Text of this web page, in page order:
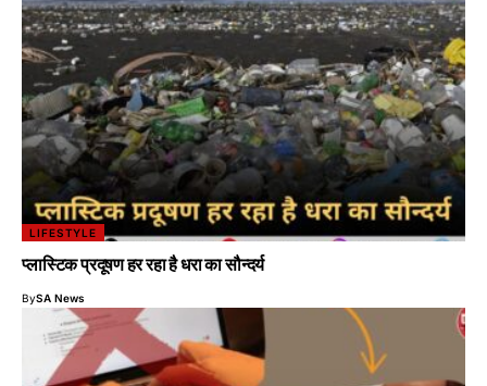
LIFESTYLE
प्लास्टिक प्रदूषण हर रहा है धरा का सौन्दर्य
BySA News